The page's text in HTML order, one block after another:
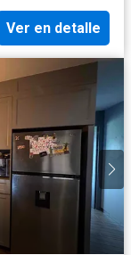
Ver en detalle